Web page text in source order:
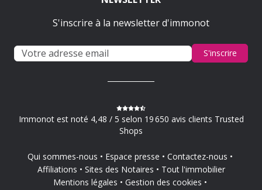
S'inscrire à la newsletter d'immonot
S'inscrire
Immonot est noté 4,48 / 5 selon 19 650 avis clients Trusted
Shops
Qui sommes-nous Espace presse
Contactez-nous
Affiliations
Sites des Notaires
Tout l'immobilier
Mentions légales
Gestion des cookies